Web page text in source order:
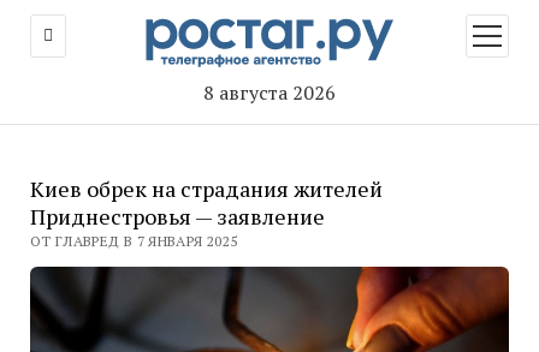
8 августа 2026
меню
Киев обрек на страдания жителей
Приднестровья — заявление
ОТ ГЛАВРЕД В 7 ЯНВАРЯ 2025